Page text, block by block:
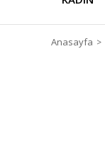
Anasayfa